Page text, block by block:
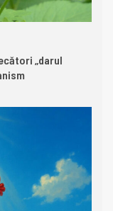
„darul